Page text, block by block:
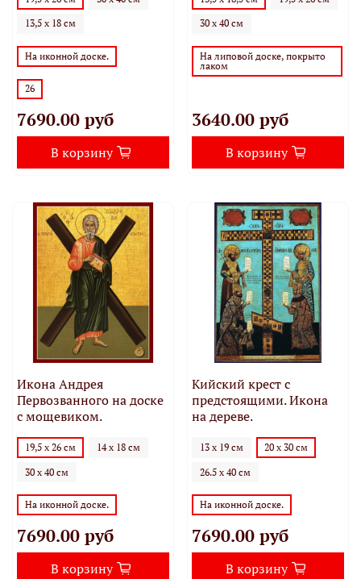
13,5 х 18 см
На иконной доске.
26
7690.00 руб
В корзину
30 х 40 см
На липовой доске, покрыто
лаком
3640.00 руб
В корзину
Икона Андрея
Первозванного на доске
с мощевиком.
19,5 х 26 см 14 х 18 см
30 х 40 см
На иконной доске.
7690.00 руб
В корзину
Кийский крест с
предстоящими. Икона
на дереве.
13 х 19 см 20 х 30 см
26.5 х 40 см
На иконной доске.
7690.00 руб
В корзину